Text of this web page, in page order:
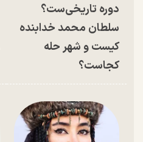
دوره تاریخی‌ست؟
سلطان محمد خدابنده
کیست و شهر حله
کجاست؟